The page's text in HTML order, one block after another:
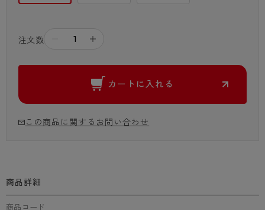
注文数 ＋
カートに入れる
この商品に関するお問い合わせ
商品詳細
商品コード